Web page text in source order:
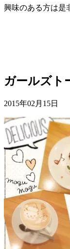
興味のある方は是
ガールズト
2015年02月15日